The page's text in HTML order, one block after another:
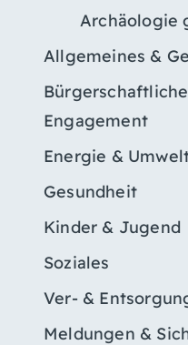
Archäologie
Allgemeines &
Engagement
Energie &
Gesundheit
Kinder & Jugend
Soziales
Ver- &
Meldungen &